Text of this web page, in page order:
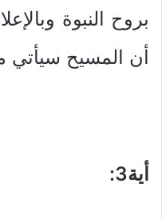
بروح النبوة
أن المسيح سيأتي
أية3 :